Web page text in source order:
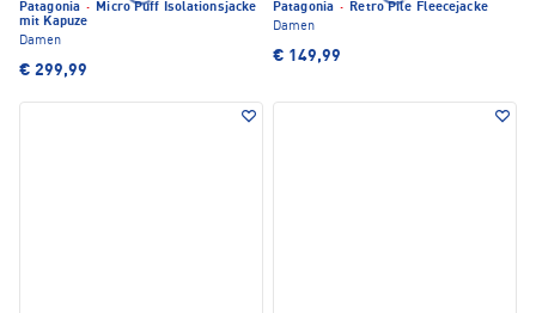
Patagonia · Micro Puff Isolationsjacke
mit Kapuze
Damen
€ 299,99
Patagonia · Retro Pile Fleecejacke
Damen
€ 149,99